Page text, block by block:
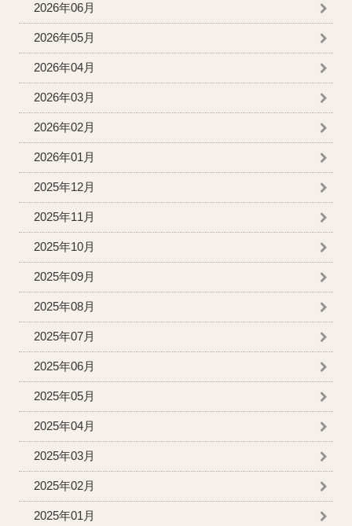
2026年06月
2026年05月
2026年04月
2026年03月
2026年02月
2026年01月
2025年12月
2025年11月
2025年10月
2025年09月
2025年08月
2025年07月
2025年06月
2025年05月
2025年04月
2025年03月
2025年02月
2025年01月